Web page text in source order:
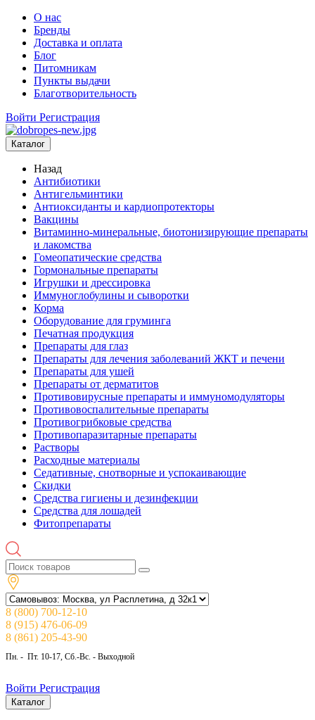
О нас
Бренды
Доставка и оплата
Блог
Питомникам
Пункты выдачи
Благотворительность
Войти Регистрация
Каталог
Назад
Антибиотики
Антигельминтики
Антиоксиданты и кардиопротекторы
Вакцины
Витаминно-минеральные, биотонизирующие препараты
и лакомства
Гомеопатические средства
Гормональные препараты
Игрушки и дрессировка
Иммуноглобулины и сыворотки
Корма
Оборудование для груминга
Печатная продукция
Препараты для глаз
Препараты для лечения заболеваний ЖКТ и печени
Препараты для ушей
Препараты от дерматитов
Противовирусные препараты и иммуномодуляторы
Противовоспалительные препараты
Противогрибковые средства
Противопаразитарные препараты
Растворы
Расходные материалы
Седативные, снотворные и успокаивающие
Скидки
Средства гигиены и дезинфекции
Средства для лошадей
Фитопрепараты
8 (800) 700-12-10
8 (915) 476-06-09
8 (861) 205-43-90
Пн. - Пт. 10-17, Сб.-Вс. - Выходной
Войти Регистрация
Каталог